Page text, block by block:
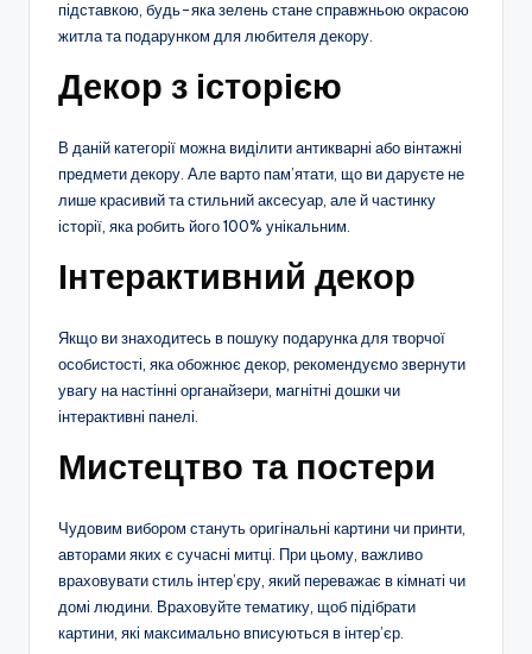
підставкою, будь-яка зелень стане справжньою окрасою
житла та подарунком для любителя декору.
Декор з історією
В даній категорії можна виділити антикварні або вінтажні
предмети декору. Але варто пам’ятати, що ви даруєте не
лише красивий та стильний аксесуар, але й частинку
історії, яка робить його 100% унікальним.
Інтерактивний декор
Якщо ви знаходитесь в пошуку подарунка для творчої
особистості, яка обожнює декор, рекомендуємо звернути
увагу на настінні органайзери, магнітні дошки чи
інтерактивні панелі.
Мистецтво та постери
Чудовим вибором стануть оригінальні картини чи принти,
авторами яких є сучасні митці. При цьому, важливо
враховувати стиль інтер’єру, який переважає в кімнаті чи
домі людини. Враховуйте тематику, щоб підібрати
картини, які максимально вписуються в інтер’єр.